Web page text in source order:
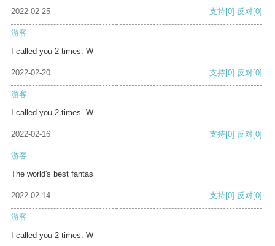
2022-02-25 支持[0] 反对[0]
游客
I called you 2 times. W
2022-02-20 支持[0] 反对[0]
游客
I called you 2 times. W
2022-02-16 支持[0] 反对[0]
游客
The world's best fantas
2022-02-14 支持[0] 反对[0]
游客
I called you 2 times. W